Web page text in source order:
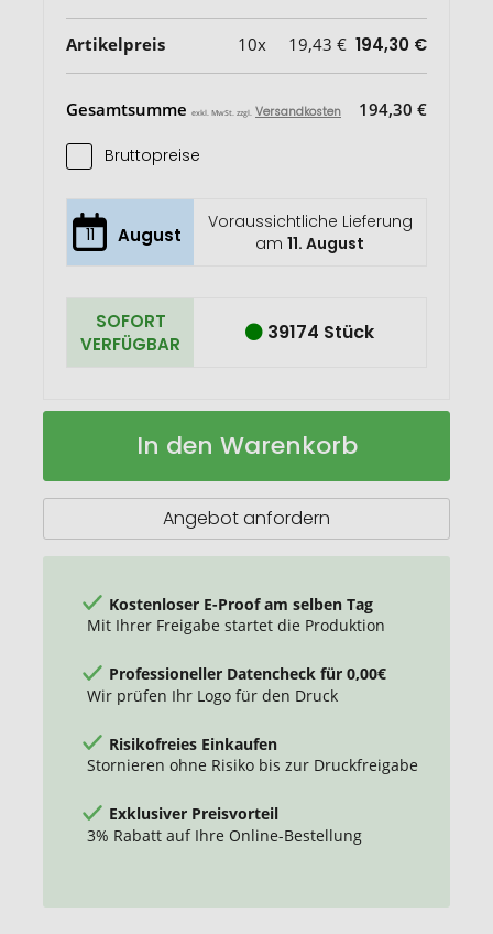
Artikelpreis 10x 19,43 € 194,30 €
Gesamtsumme exkl. MwSt. zzgl. Versandkosten 194,30 €
Bruttopreise
11 August
Voraussichtliche Lieferung
am11. August
SOFORT
VERFÜGBAR
39174 Stück
Moleskine
Notizbuch
Auf
In den Warenkorb
Angebot anfordern
Kostenloser E-Proof am selben Tag
Mit Ihrer Freigabe startet die Produktion
Professioneller Datencheck für 0,00€
Wir prüfen Ihr Logo für den Druck
Risikofreies Einkaufen
Stornieren ohne Risiko bis zur Druckfreigabe
Exklusiver Preisvorteil
3% Rabatt auf Ihre Online-Bestellung